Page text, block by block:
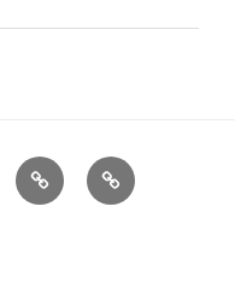
Belajar
Asuransi
Berita
Manulife